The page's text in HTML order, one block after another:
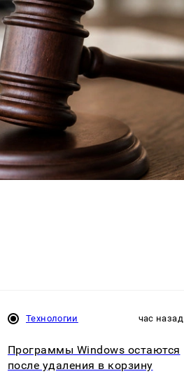
Технологии час назад
Программы Windows остаются
после удаления в корзину